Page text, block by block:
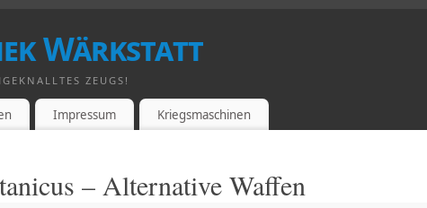
Wärkstatt
ZEUGS!
Impressum Kriegsmaschinen
– Alternative Waffen